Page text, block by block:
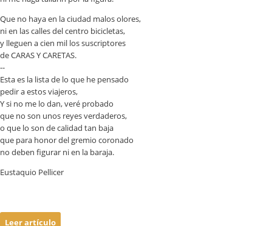
Que no haya en la ciudad malos olores,
ni en las calles del centro bicicletas,
y lleguen a cien mil los suscriptores
de CARAS Y CARETAS.
--
Esta es la lista de lo que he pensado
pedir a estos viajeros,
Y si no me lo dan, veré probado
que no son unos reyes verdaderos,
o que lo son de calidad tan baja
que para honor del gremio coronado
no deben figurar ni en la baraja.
Eustaquio Pellicer
Leer artículo